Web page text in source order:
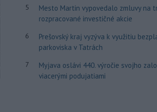
5
Mesto Martin vypovedalo zmluvy na
rozpracované investičné akcie
6
Prešovský kraj vyzýva k využitiu
parkoviska v Tatrách
7
Myjava oslávi 440. výročie svojho
viacerými podujatiami